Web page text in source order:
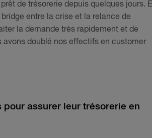
de trésorerie depuis quelques jours.
entre la crise et la relance de
la demande très rapidement et de
avons doublé nos effectifs en customer
assurer leur trésorerie en